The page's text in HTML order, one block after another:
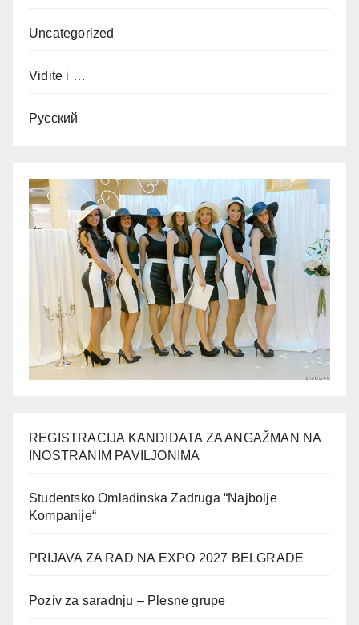
Uncategorized
Vidite i …
Русский
REGISTRACIJA KANDIDATA ZA ANGAŽMAN NA
INOSTRANIM PAVILJONIMA
Studentsko Omladinska Zadruga “Najbolje
Kompanije“
PRIJAVA ZA RAD NA EXPO 2027 BELGRADE
Poziv za saradnju – Plesne grupe